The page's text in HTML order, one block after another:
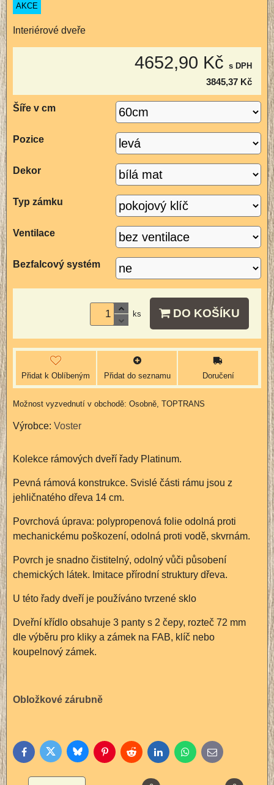
AKCE
Interiérové dveře
4652,90 Kč s DPH
3845,37 Kč
Šíře v cm
Pozice
Dekor
Typ zámku
Ventilace
Bezfalcový systém
ks DO KOŠÍKU
Přidat k Oblíbeným Přidat do seznamu Doručení
Osobně, TOPTRANS
Výrobce: Voster
Kolekce rámových dveří řady Platinum.
Pevná rámová konstrukce. Svislé části rámu jsou z
jehličnatého dřeva 14 cm.
Povrchová úprava: polypropenová folie odolná proti
mechanickému poškození, odolná proti vodě, skvrnám.
Povrch je snadno čistitelný, odolný vůči působení
chemických látek. Imitace přírodní struktury dřeva.
U této řady dveří je používáno tvrzené sklo
Dveřní křídlo obsahuje 3 panty s 2 čepy, rozteč 72 mm
dle výběru pro kliky a zámek na FAB, klíč nebo
koupelnový zámek.
Obložkové zárubně
FacebookTwitter BlueskyPinterestReddit LinkedInWhatsApp
E-
mail